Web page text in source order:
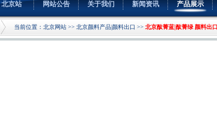
北京站 网站公告 关于我们 新闻资讯 产品展示
当前位置： 北京网站 >> 北京颜料产品|颜料出口 >> 北京酞菁蓝|酞菁绿 颜料出口